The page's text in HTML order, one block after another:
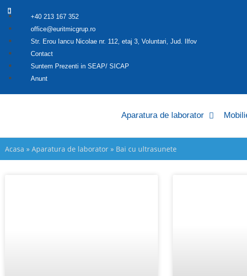
+40 213 167 352
office@euritmicgrup.ro
Str. Erou Iancu Nicolae nr. 112, etaj 3, Voluntari, Jud. Ilfov
Contact
Suntem Prezenti in SEAP/ SICAP
Anunt
Aparatura de laborator
Acasa » Aparatura de laborator » Bai cu ultrasunete